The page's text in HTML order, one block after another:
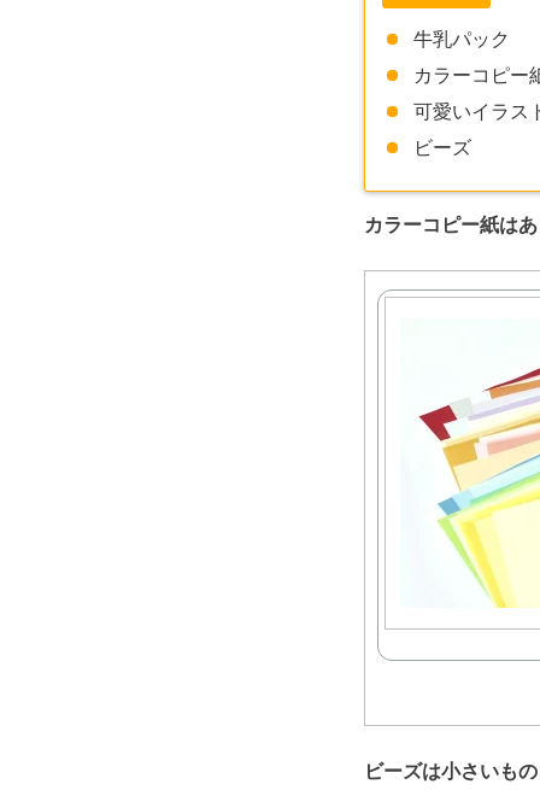
牛乳パック
カラーコピー
可愛いイラス
ビーズ
カラーコピー紙は
ビーズは小さいも